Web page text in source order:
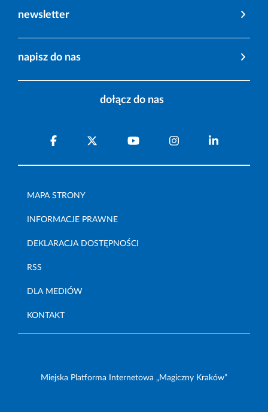
newsletter
napisz do nas
dołącz do nas
MAPA STRONY
INFORMACJE PRAWNE
DEKLARACJA DOSTĘPNOŚCI
RSS
DLA MEDIÓW
KONTAKT
Miejska Platforma Internetowa „Magiczny Kraków”